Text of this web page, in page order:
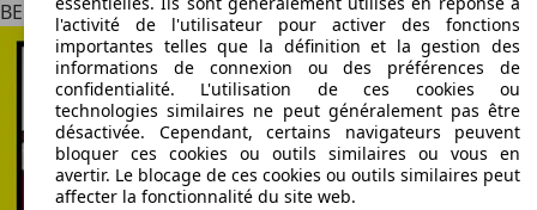
BE 5030Gembloux
l'activité de l'utilisateur pour activer des fonctions
importantes telles que la définition et la gestion des
informations de connexion ou des préférences de
confidentialité. L'utilisation de ces cookies ou
technologies similaires ne peut généralement pas être
désactivée. Cependant, certains navigateurs peuvent
bloquer ces cookies ou outils similaires ou vous en
avertir. Le blocage de ces cookies ou outils similaires peut
affecter la fonctionnalité du site web.